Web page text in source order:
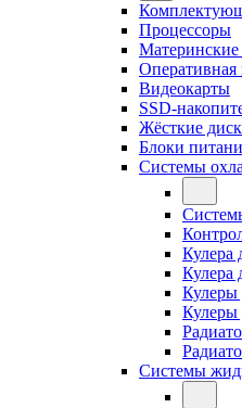
Процессоры
Оперативная
Видеокарты
SSD-
Жёсткие
Блоки
Системы
Кулера
Кулера
Кулеры
Кулеры
Системы